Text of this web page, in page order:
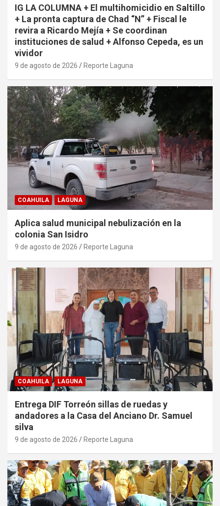
IG LA COLUMNA + El multihomicidio en Saltillo
+ La pronta captura de Chad “N” + Fiscal le
revira a Ricardo Mejía + Se coordinan
instituciones de salud + Alfonso Cepeda, es un
vividor
9 de agosto de 2026 Reporte Laguna
COAHUILA LAGUNA
Aplica salud municipal nebulización en la
colonia San Isidro
9 de agosto de 2026 Reporte Laguna
COAHUILA LAGUNA
Entrega DIF Torreón sillas de ruedas y
andadores a la Casa del Anciano Dr. Samuel
silva
9 de agosto de 2026 Reporte Laguna